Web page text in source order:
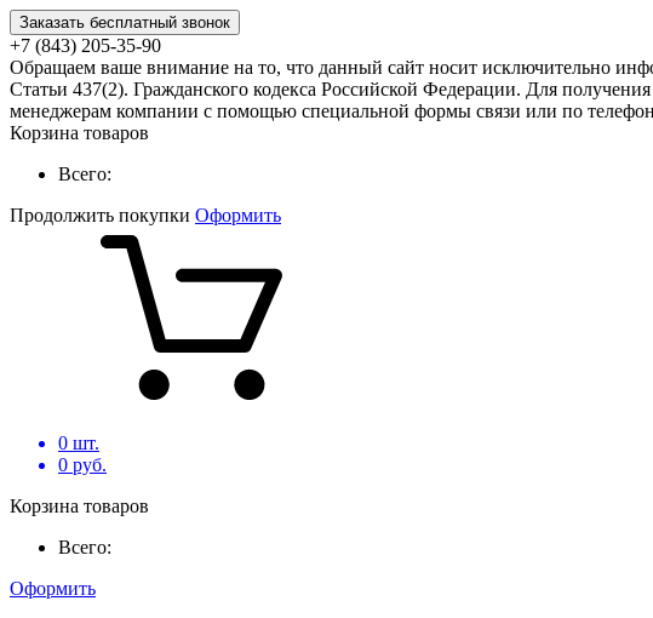
Заказать бесплатный звонок
+7 (843) 205-35-90
Обращаем ваше внимание на то, что данный сайт носит исключительно
Статьи 437(2). Гражданского кодекса Российской Федерации. Для
менеджерам компании с помощью специальной формы связи или по
Корзина товаров
Всего:
Продолжить покупки Оформить
0 шт.
0 руб.
Корзина товаров
Всего:
Оформить